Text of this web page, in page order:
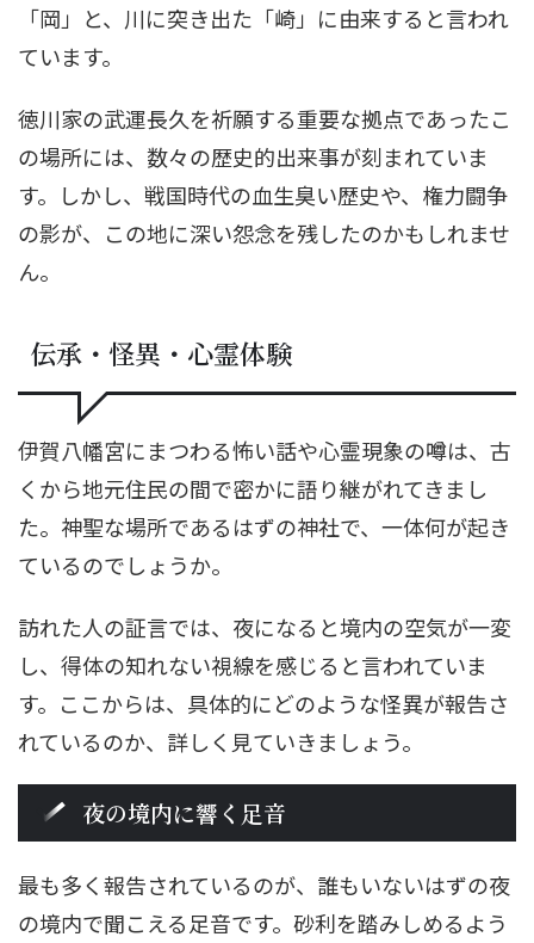
「岡」と、川に突き出た「崎」に由来すると言われ
ています。
徳川家の武運長久を祈願する重要な拠点であったこ
の場所には、数々の歴史的出来事が刻まれていま
す。しかし、戦国時代の血生臭い歴史や、権力闘争
の影が、この地に深い怨念を残したのかもしれませ
ん。
伝承・怪異・心霊体験
伊賀八幡宮にまつわる怖い話や心霊現象の噂は、古
くから地元住民の間で密かに語り継がれてきまし
た。神聖な場所であるはずの神社で、一体何が起き
ているのでしょうか。
訪れた人の証言では、夜になると境内の空気が一変
し、得体の知れない視線を感じると言われていま
す。ここからは、具体的にどのような怪異が報告さ
れているのか、詳しく見ていきましょう。
夜の境内に響く足音
最も多く報告されているのが、誰もいないはずの夜
の境内で聞こえる足音です。砂利を踏みしめるよう